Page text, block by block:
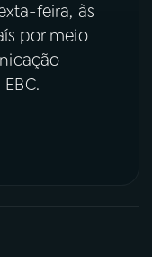
feira, às
por meio